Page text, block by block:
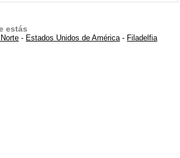
estás
- Estados Unidos de América- Filadelfia